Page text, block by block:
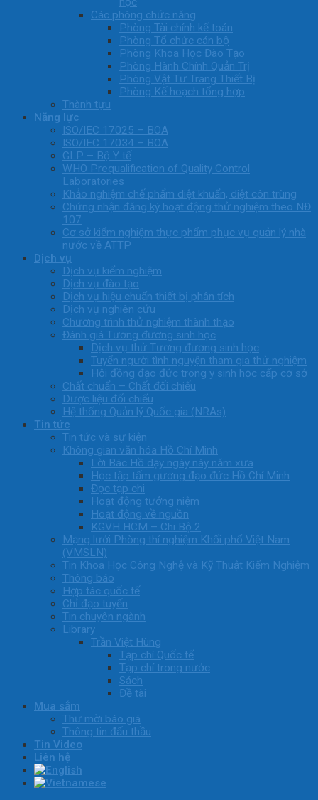
Các phòng chức năng
Phòng Tài chính kế toán
Phòng Tổ chức cán bộ
Phòng Khoa Học Đào Tạo
Phòng Hành Chính Quản Trị
Phòng Vật Tư Trang Thiết Bị
Phòng Kế hoạch tổng hợp
Thành tựu
Năng lực
ISO/IEC 17025 – BOA
ISO/IEC 17034 – BOA
GLP – Bộ Y tế
WHO Prequalification of Quality Control
Laboratories
Khảo nghiệm chế phẩm diệt khuẩn, diệt côn trùng
Chứng nhận đăng ký hoạt động thử nghiệm theo NĐ
107
Cơ sở kiểm nghiệm thực phẩm phục vụ quản lý nhà
nước về ATTP
Dịch vụ
Dịch vụ kiểm nghiệm
Dịch vụ đào tạo
Dịch vụ hiệu chuẩn thiết bị phân tích
Dịch vụ nghiên cứu
Chương trình thử nghiệm thành thạo
Đánh giá Tương đương sinh học
Dịch vụ thử Tương đương sinh học
Tuyển người tình nguyện tham gia thử nghiệm
Hội đồng đạo đức trong y sinh học cấp cơ sở
Chất chuẩn – Chất đối chiếu
Dược liệu đối chiếu
Hệ thống Quản lý Quốc gia (NRAs)
Tin tức
Tin tức và sự kiện
Không gian văn hóa Hồ Chí Minh
Lời Bác Hồ dạy ngày này năm xưa
Học tập tấm gương đạo đức Hồ Chí Minh
Đọc tạp chi
Hoạt động tưởng niệm
Hoạt động về nguồn
KGVH HCM – Chi Bộ 2
Mạng lưới Phòng thí nghiệm Khối phổ Việt Nam
(VMSLN)
Tin Khoa Học Công Nghệ và Kỹ Thuật Kiểm Nghiệm
Thông báo
Hợp tác quốc tế
Chỉ đạo tuyến
Tin chuyên ngành
Library
Trần Việt Hùng
Tạp chí Quốc tế
Tạp chí trong nước
Sách
Đề tài
Mua sắm
Thư mời báo giá
Thông tin đấu thầu
Tin Video
Liên hệ